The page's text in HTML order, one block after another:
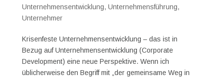
Unternehmensentwicklung, Unternehmensführung,
Unternehmer
Krisenfeste Unternehmensentwicklung – das ist in
Bezug auf Unternehmensentwicklung (Corporate
Development) eine neue Perspektive. Wenn ich
üblicherweise den Begriff mit „der gemeinsame Weg in